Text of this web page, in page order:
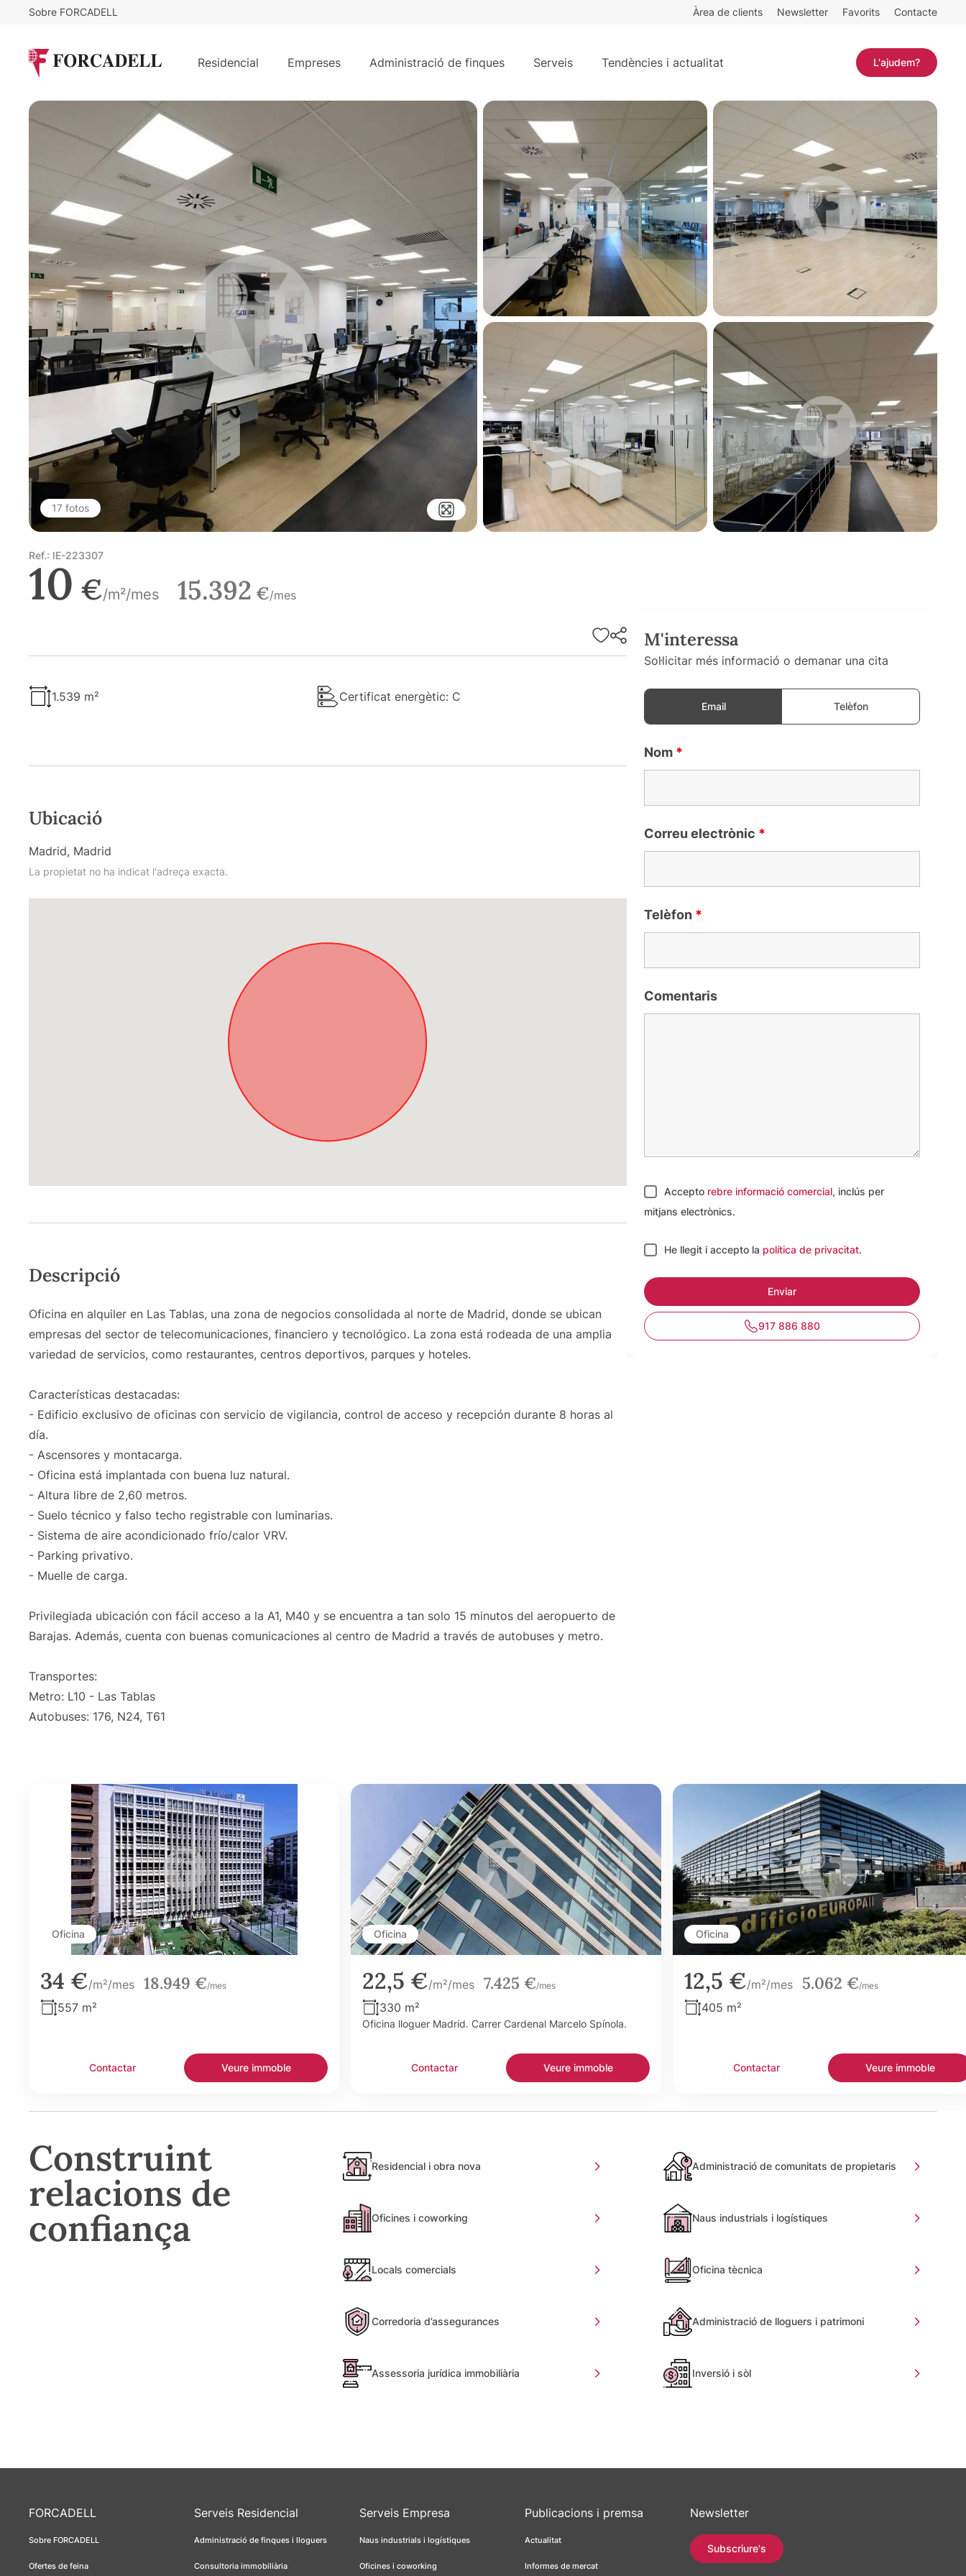
Sobre FORCADELL Àrea de clients Newsletter Favorits Contacte
Residencial Empreses Administració de finques Serveis Tendències i actualitat L'ajudem?
17 fotos
Ref.: IE-223307
10 €/m²/mes 15.392 €/mes
1.539 m² Certificat energètic: C
Ubicació
Madrid, Madrid
La propietat no ha indicat l'adreça exacta.
Descripció
Oficina en alquiler en Las Tablas, una zona de negocios consolidada al norte de Madrid, donde se ubican
empresas del sector de telecomunicaciones, financiero y tecnológico. La zona está rodeada de una amplia
variedad de servicios, como restaurantes, centros deportivos, parques y hoteles.
Características destacadas:
- Edificio exclusivo de oficinas con servicio de vigilancia, control de acceso y recepción durante 8 horas al
día.
- Ascensores y montacarga.
- Oficina está implantada con buena luz natural.
- Altura libre de 2,60 metros.
- Suelo técnico y falso techo registrable con luminarias.
- Sistema de aire acondicionado frío/calor VRV.
- Parking privativo.
- Muelle de carga.
Privilegiada ubicación con fácil acceso a la A1, M40 y se encuentra a tan solo 15 minutos del aeropuerto de
Barajas. Además, cuenta con buenas comunicaciones al centro de Madrid a través de autobuses y metro.
Transportes:
Metro: L10 - Las Tablas
Autobuses: 176, N24, T61
M'interessa
Sol·licitar més informació o demanar una cita
Email Telèfon
Nom *
Correu electrònic *
Telèfon *
Comentaris
Accepto rebre informació comercial, inclús per
mitjans electrònics.
He llegit i accepto la política de privacitat.
917 886 880
Oficina
34 €/m²/mes 18.949 €/mes
557 m²
Contactar Veure immoble
Oficina
22,5 €/m²/mes 7.425 €/mes
330 m²
Oficina lloguer Madrid. Carrer Cardenal Marcelo Spínola.
Contactar Veure immoble
Oficina
12,5 €/m²/mes 5.062 €/mes
405 m²
Contactar Veure immoble
Construint
relacions de
confiança
Residencial i obra nova Administració de comunitats de propietaris
Oficines i coworking Naus industrials i logístiques
Locals comercials Oficina tècnica
Corredoria d’assegurances Administració de lloguers i patrimoni
Assessoria jurídica immobiliària Inversió i sòl
FORCADELL
Sobre FORCADELL
Ofertes de feina
Serveis Residencial
Administració de finques i lloguers
Consultoria immobiliària
Serveis Empresa
Naus industrials i logístiques
Oficines i coworking
Publicacions i premsa
Actualitat
Informes de mercat
Newsletter
Subscriure's